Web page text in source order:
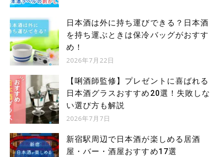
日本酒は外に持ち運びできる？日本酒
を持ち運ぶときは保冷バッグがおすす
め！
2026年7月22日
【唎酒師監修】プレゼントに喜ばれる
日本酒グラスおすすめ20選！失敗しな
い選び方も解説
2026年7月7日
新宿駅周辺で日本酒が楽しめる居酒
屋・バー・酒屋おすすめ17選